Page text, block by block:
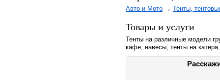
Авто и Мото → Тенты,
Товары и услуги
Тенты на различные модели
кафе, навесы, тенты на